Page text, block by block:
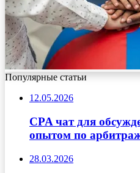
Популярные статьи
12.05.2026
CPA чат для
опытом по
28.03.2026